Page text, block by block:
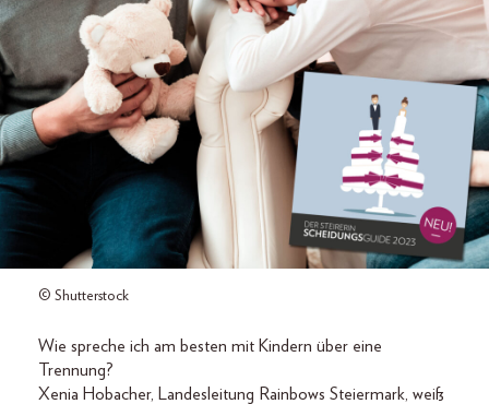
© Shutterstock
Wie spreche ich am besten mit Kindern über eine
Trennung?
Xenia Hobacher, Landesleitung Rainbows Steiermark, weiß